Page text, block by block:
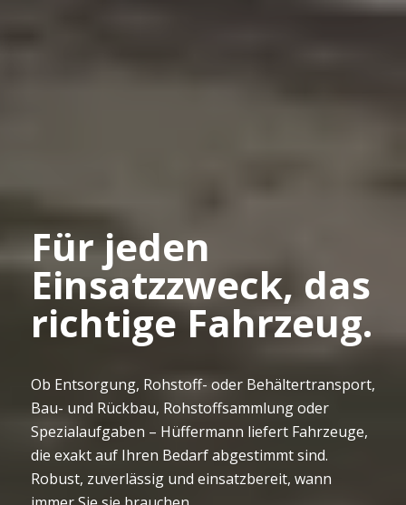
Für jeden
Einsatzzweck, das
richtige Fahrzeug.
Ob Entsorgung, Rohstoff- oder Behältertransport,
Bau- und Rückbau, Rohstoffsammlung oder
Spezialaufgaben – Hüffermann liefert Fahrzeuge,
die exakt auf Ihren Bedarf abgestimmt sind.
Robust, zuverlässig und einsatzbereit, wann